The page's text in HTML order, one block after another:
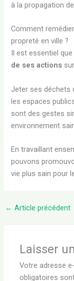
à la propagation
Comment
propreté en ville ?
Il est essentiel
de ses actions
Jeter ses déchets
les espaces
sont des gestes
environnement
En travaillant
pouvons
vie plus sain pour
← Article précédent
Laisser
Votre adresse
obligatoires